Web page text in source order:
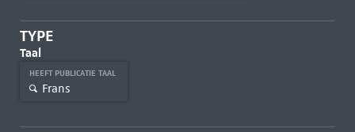
TYPE
Taal
HEEFT PUBLICATIE TAAL
Frans